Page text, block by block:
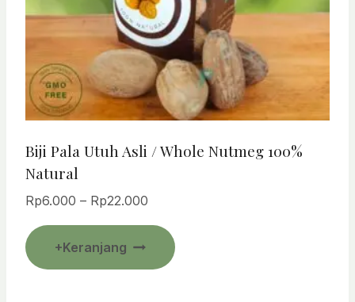
Biji Pala Utuh Asli / Whole Nutmeg 100%
Natural
Rp6.000 – Rp22.000
Rp6.000
hingga
+Keranjang